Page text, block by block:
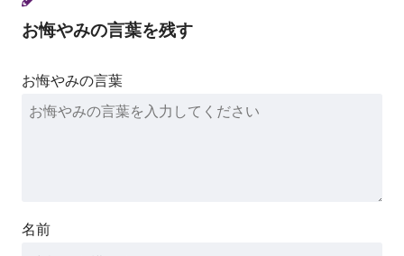
お悔やみの言葉を残す
お悔やみの言葉
名前